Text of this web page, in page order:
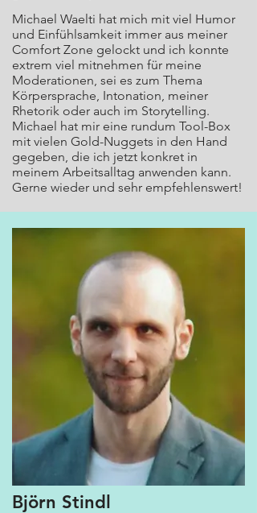
Michael Waelti hat mich mit viel Humor
und Einfühlsamkeit immer aus meiner
Comfort Zone gelockt und ich konnte
extrem viel mitnehmen für meine
Moderationen, sei es zum Thema
Körpersprache, Intonation, meiner
Rhetorik oder auch im Storytelling.
Michael hat mir eine rundum Tool-Box
mit vielen Gold-Nuggets in den Hand
gegeben, die ich jetzt konkret in
meinem Arbeitsalltag anwenden kann.
Gerne wieder und sehr empfehlenswert!
Björn Stindl